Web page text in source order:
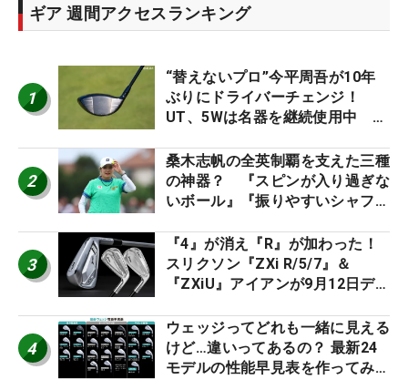
ギア 週間アクセスランキング
1
“替えないプロ”今平周吾が10年
ぶりにドライバーチェンジ！
UT、5Wは名器を継続使用中 #
2
桑木志帆の全英制覇を支えた三種
の神器？ 『スピンが入り過ぎな
いボール』『振りやすいシャフ
ー』 #女子プロセッティング
3
『4』が消え『R』が加わった！
スリクソン『ZXi R/5/7』＆
『ZXiU』アイアンが9月12日デ
4
ウェッジってどれも一緒に見える
けど…違いってあるの？ 最新24
モデルの性能早見表を作ってみ